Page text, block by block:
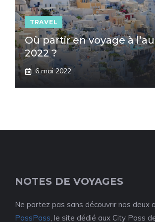
TRAVEL
Où partir en voyage à
2022 ?
6 mai 2022
NOTES DE VOYAGES
Ne partez pas sans découvrir nos deux
PassPass, le site dédié aux City Pass